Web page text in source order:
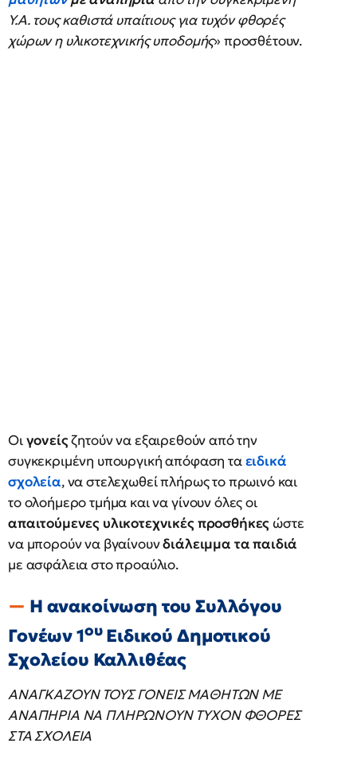
Υ.Α. τους καθιστά υπαίτιους για τυχόν φθορές
χώρων η υλικοτεχνικής υποδομής» προσθέτουν.
Οιγονείςζητούν να εξαιρεθούν από την
συγκεκριμένη υπουργική απόφαση ταειδικά
σχολεία, να στελεχωθεί πλήρως το πρωινό και
το ολοήμερο τμήμα και να γίνουν όλες οι
απαιτούμενες υλικοτεχνικές προσθήκες ώστε
να μπορούν να βγαίνουνδιάλειμμα τα παιδιά
με ασφάλεια στο προαύλιο.
Η ανακοίνωση του Συλλόγου
Γονέων 1ουΕιδικού Δημοτικού
Σχολείου Καλλιθέας
ΑΝΑΓΚΑΖΟΥΝ ΤΟΥΣ ΓΟΝΕΙΣ ΜΑΘΗΤΩΝ ΜΕ
ΑΝΑΠΗΡΙΑ ΝΑ ΠΛΗΡΩΝΟΥΝ ΤΥΧΟΝ ΦΘΟΡΕΣ
ΣΤΑ ΣΧΟΛΕΙΑ